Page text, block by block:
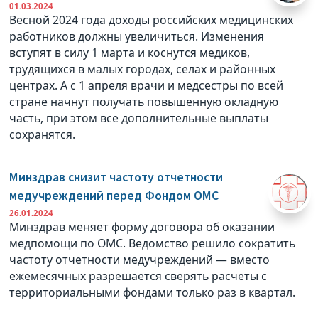
01.03.2024
Весной 2024 года доходы российских медицинских
работников должны увеличиться. Изменения
вступят в силу 1 марта и коснутся медиков,
трудящихся в малых городах, селах и районных
центрах. А с 1 апреля врачи и медсестры по всей
стране начнут получать повышенную окладную
часть, при этом все дополнительные выплаты
сохранятся.
Минздрав снизит частоту отчетности
медучреждений перед Фондом ОМС
26.01.2024
Минздрав меняет форму договора об оказании
медпомощи по ОМС. Ведомство решило сократить
частоту отчетности медучреждений — вместо
ежемесячных разрешается сверять расчеты с
территориальными фондами только раз в квартал.